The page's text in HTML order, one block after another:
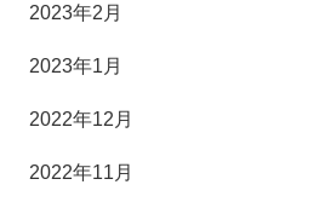
2023年2月
2023年1月
2022年12月
2022年11月